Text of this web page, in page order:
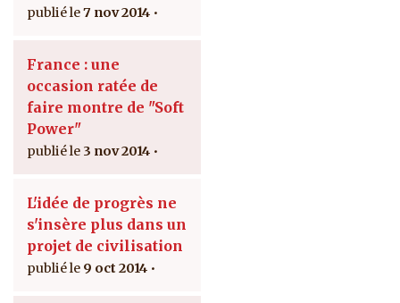
7 nov 2014
France : une
occasion ratée de
faire montre de "Soft
Power"
3 nov 2014
L'idée de progrès ne
s'insère plus dans un
projet de civilisation
9 oct 2014